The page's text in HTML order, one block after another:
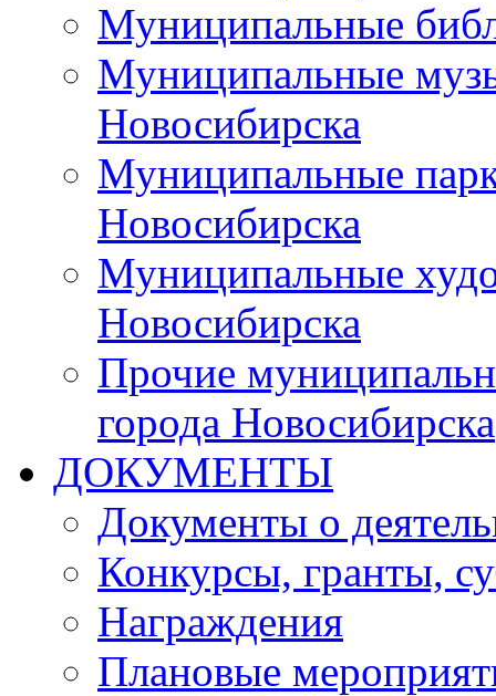
Муниципальные
Муниципальные
Новосибирска
Муниципальные
Новосибирска
Муниципальные
Новосибирска
Прочие
города Новосибирска
ДОКУМЕНТЫ
Документы о
Конкурсы, гранты,
Награждения
Плановые